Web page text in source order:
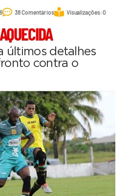
38 Comentários Visualizações: 0
últimos detalhes
contra o